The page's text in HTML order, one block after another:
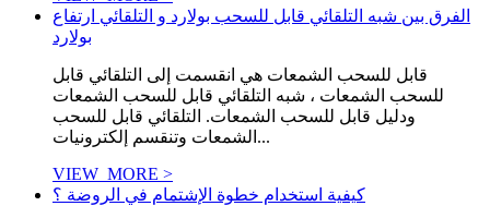
الفرق بين شبه التلقائي قابل للسحب بولارد و التلقائي ارتفاع
بولارد
قابل للسحب الشمعات هي انقسمت إلى التلقائي قابل
للسحب الشمعات ، شبه التلقائي قابل للسحب الشمعات
ودليل قابل للسحب الشمعات. التلقائي قابل للسحب
الشمعات وتنقسم إلكترونيات...
VIEW_MORE >
كيفية استخدام خطوة الإشتمام في الروضة ؟